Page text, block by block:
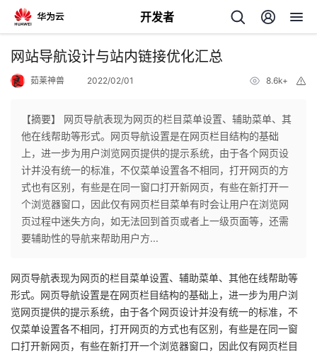
开发者
返
个
人
主
页
我
的
开
发
者
我
的
开
发
我
的
Programs
我
的
网站导航设计与站内链接优化汇总
茹莱神兽 2022/02/01 8.6k+
【摘要】 网页导航表现为网页的栏目菜单设置、辅助菜单、其
他在线帮助等形式。网页导航设置是在网页栏目结构的基础
上，进一步为用户浏览网页提供的提示系统，由于各个网页设
计并没有统一的标准，不仅菜单设置各不相同，打开网页的方
式也有区别，有些是在同一窗口打开新网页，有些在新打开一
个浏览器窗口，因此仅有网页栏目菜单有时会让用户在浏览网
页过程中迷失方向，如无法回到首页或者上一级页面等，还需
要辅助性的导航来帮助用户方...
网页导航表现为网页的栏目菜单设置、辅助菜单、其他在线帮助等
形式。网页导航设置是在网页栏目结构的基础上，进一步为用户浏
览网页提供的提示系统，由于各个网页设计并没有统一的标准，不
仅菜单设置各不相同，打开网页的方式也有区别，有些是在同一窗
口打开新网页，有些在新打开一个浏览器窗口，因此仅有网页栏目